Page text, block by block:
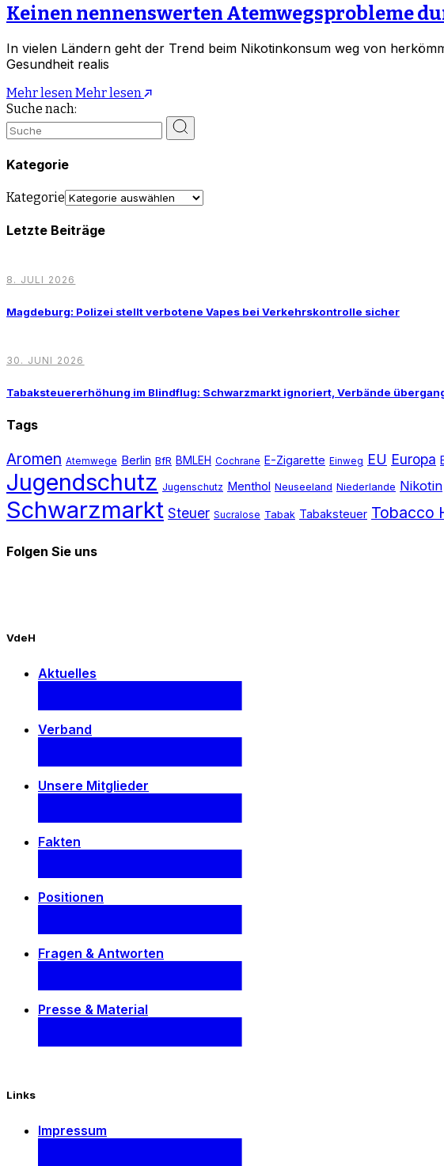
Keinen nennenswerten Atemwegsprobleme
In vielen Ländern geht der Trend beim Nikotinkonsum weg von
Gesundheit realis
Mehr lesen Mehr lesen
Suche nach:
Kategorie
Kategorie
Letzte Beiträge
8. JULI 2026
Magdeburg: Polizei stellt verbotene Vapes bei Verkehrskontrolle sicher
30. JUNI 2026
Tabaksteuererhöhung im Blindflug: Schwarzmarkt ignoriert, Verbände
Tags
Aromen Atemwege Berlin BfR BMLEH Cochrane E-Zigarette Einweg EU Europa
Jugendschutz Jugenschutz Menthol Neuseeland Niederlande Nikotin
Schwarzmarkt Steuer Sucralose Tabak Tabaksteuer Tobacco
Folgen Sie uns
VdeH
Aktuelles
Verband
Unsere Mitglieder
Fakten
Positionen
Fragen & Antworten
Presse & Material
Links
Impressum